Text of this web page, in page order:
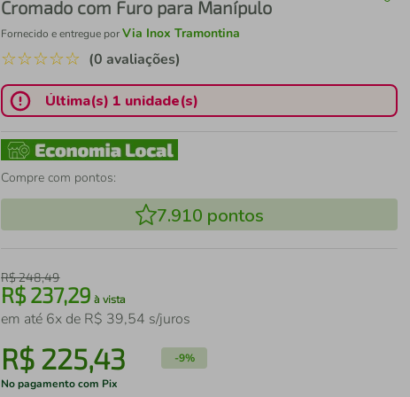
Cromado com Furo para Manípulo
Fornecido e entregue porVia Inox Tramontina
☆☆☆☆☆ (0 avaliações)
Última(s) 1 unidade(s)
Compre com pontos:
7.910 pontos
R$248,49
R$237,29 à vista
em até 6x de R$ 39,54 s/juros
R$ 225,43 -9%
No pagamento com Pix